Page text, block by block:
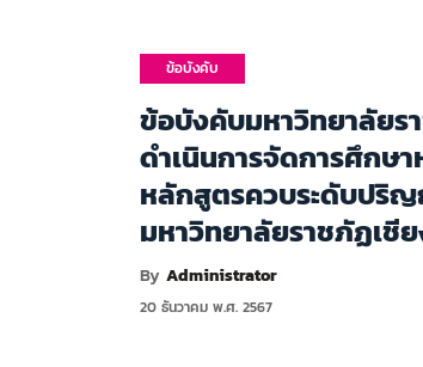
ข้อบังคับ
ข้อบังคับมหาวิทยาลัยร
ดำเนินการจัดการศึก
หลักสูตรควบระดับปริ
มหาวิทยาลัยราชภัฏเ
By Administrator
20 ธันวาคม พ.ศ. 2567